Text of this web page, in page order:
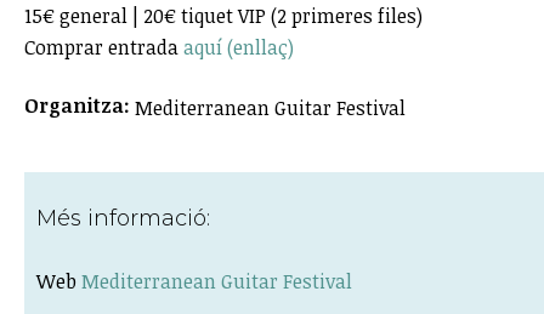
15€ general | 20€ tiquet VIP (2 primeres files)
Comprar entradaaquí (enllaç)
Organitza: Mediterranean Guitar Festival
Més informació:
Web Mediterranean Guitar Festival